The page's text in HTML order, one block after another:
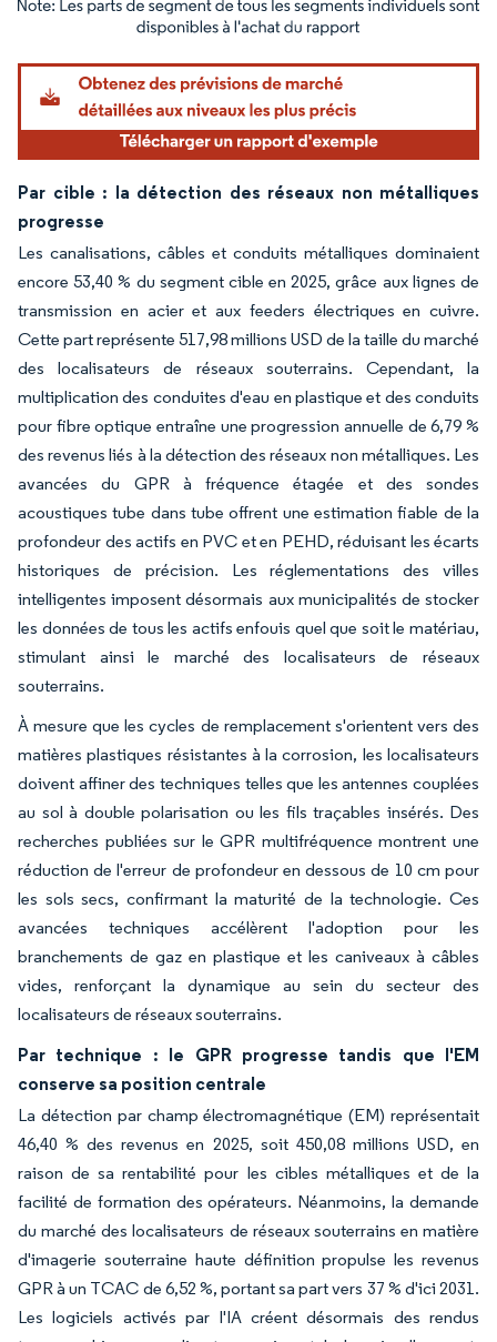
Image © Mordor Intelligence. La réutilisation nécessite une attribution sous CC BY
Par cible : la détection des réseaux non métalliques
progresse
Les canalisations, câbles et conduits métalliques dominaient
encore 53,40 % du segment cible en 2025, grâce aux lignes de
transmission en acier et aux feeders électriques en cuivre.
Cette part représente 517,98 millions USD de la taille du marché
des localisateurs de réseaux souterrains. Cependant, la
multiplication des conduites d'eau en plastique et des conduits
pour fibre optique entraîne une progression annuelle de 6,79 %
des revenus liés à la détection des réseaux non métalliques. Les
avancées du GPR à fréquence étagée et des sondes
acoustiques tube dans tube offrent une estimation fiable de la
profondeur des actifs en PVC et en PEHD, réduisant les écarts
historiques de précision. Les réglementations des villes
intelligentes imposent désormais aux municipalités de stocker
les données de tous les actifs enfouis quel que soit le matériau,
stimulant ainsi le marché des localisateurs de réseaux
souterrains.
À mesure que les cycles de remplacement s'orientent vers des
matières plastiques résistantes à la corrosion, les localisateurs
doivent affiner des techniques telles que les antennes couplées
au sol à double polarisation ou les fils traçables insérés. Des
recherches publiées sur le GPR multifréquence montrent une
réduction de l'erreur de profondeur en dessous de 10 cm pour
les sols secs, confirmant la maturité de la technologie. Ces
avancées techniques accélèrent l'adoption pour les
branchements de gaz en plastique et les caniveaux à câbles
vides, renforçant la dynamique au sein du secteur des
localisateurs de réseaux souterrains.
Par technique : le GPR progresse tandis que l'EM
conserve sa position centrale
La détection par champ électromagnétique (EM) représentait
46,40 % des revenus en 2025, soit 450,08 millions USD, en
raison de sa rentabilité pour les cibles métalliques et de la
facilité de formation des opérateurs. Néanmoins, la demande
du marché des localisateurs de réseaux souterrains en matière
d'imagerie souterraine haute définition propulse les revenus
GPR à un TCAC de 6,52 %, portant sa part vers 37 % d'ici 2031.
Les logiciels activés par l'IA créent désormais des rendus